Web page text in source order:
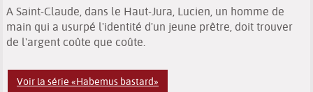
A Saint-Claude, dans le Haut-Jura, Lucien, un homme de
main qui a usurpé l'identité d'un jeune prêtre, doit trouver
de l'argent coûte que coûte.
Voir la série «Habemus bastard»